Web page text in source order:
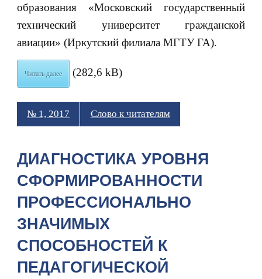
образования «Московский государственный
технический университет гражданской
авиации» (Иркутский филиала МГТУ ГА).
Читать далее (282,6 kB)
№ 1, 2017 Слово к читателям
ДИАГНОСТИКА УРОВНЯ
СФОРМИРОВАННОСТИ
ПРОФЕССИОНАЛЬНО
ЗНАЧИМЫХ
СПОСОБНОСТЕЙ К
ПЕДАГОГИЧЕСКОЙ